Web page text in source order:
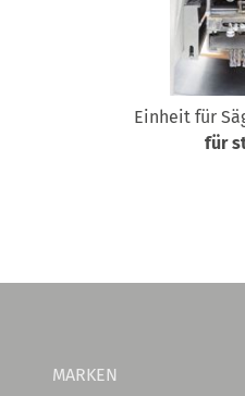
Einheit für
für
MARKEN